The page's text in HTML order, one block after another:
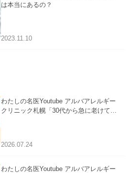
は本当にあるの？
2023.11.10
わたしの名医Youtube アルバアレルギー
クリニック札幌「30代から急に老けて見
べき3つ」」を公開いたしました。
2026.07.24
わたしの名医Youtube アルバアレルギー